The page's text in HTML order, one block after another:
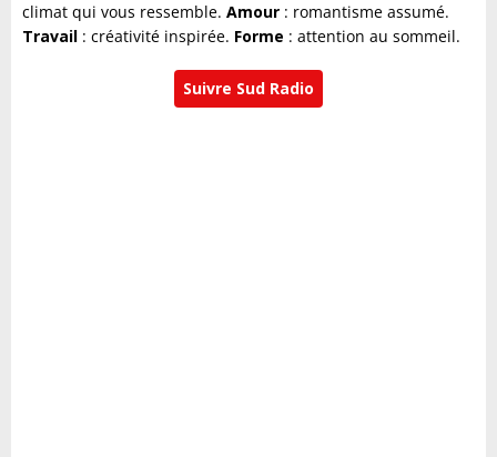
climat qui vous ressemble. Amour : romantisme assumé.
Travail : créativité inspirée. Forme : attention au sommeil.
Suivre Sud Radio